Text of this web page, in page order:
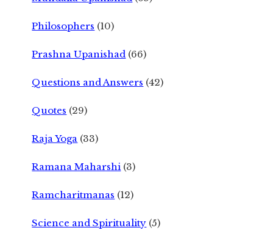
Philosophers (10)
Prashna Upanishad (66)
Questions and Answers (42)
Quotes (29)
Raja Yoga (33)
Ramana Maharshi (3)
Ramcharitmanas (12)
Science and Spirituality (5)